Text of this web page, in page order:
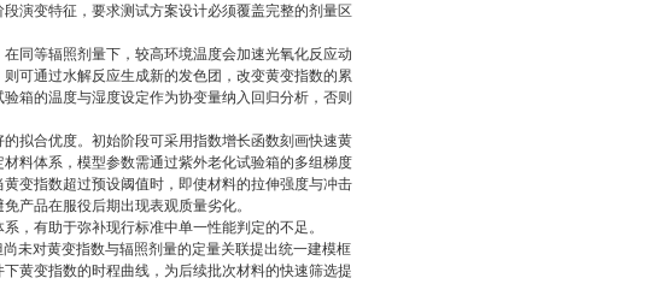
演变特征，要求测试方案设计必须覆盖完整的剂量区
同等辐照剂量下，较高环境温度会加速光氧化反应动
可通过水解反应生成新的发色团，改变黄变指数的累
箱的温度与湿度设定作为协变量纳入回归分析，否则
拟合优度。初始阶段可采用指数增长函数刻画快速黄
料体系，模型参数需通过紫外老化试验箱的多组梯度
变指数超过预设阈值时，即使材料的拉伸强度与冲击
产品在服役后期出现表观质量劣化。
，有助于弥补现行标准中单一性能判定的不足。
未对黄变指数与辐照剂量的定量关联提出统一建模框
黄变指数的时程曲线，为后续批次材料的快速筛选提